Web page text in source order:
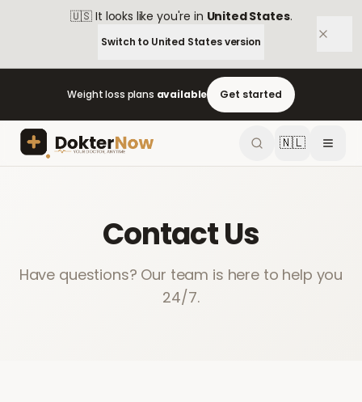
🇺🇸 It looks like you're in United States.
Switch to United Statesversion
Weight loss plans available Get started
🇳🇱
Contact Us
Have questions? Our team is here to help you
24/7.